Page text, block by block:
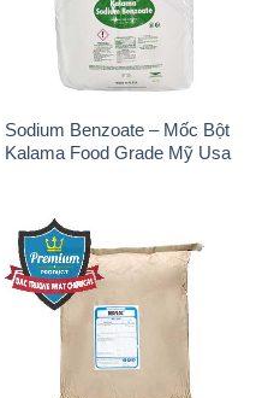
Sodium Benzoate – Mốc Bột
Kalama Food Grade Mỹ Usa